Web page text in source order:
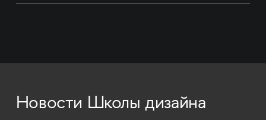
Новости Школы дизайна